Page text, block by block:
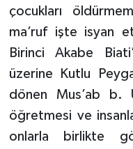
çocukları
ma’ruf işte isyan
Birinci Akabe
üzerine Kutlu
dönen Mus’ab b.
öğretmesi ve
onlarla birlikte
İstanbul
Kahramanmaraş
Karabük